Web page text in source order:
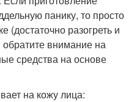
панику, то просто
(достаточно разогреть и
внимание на
средства на основе
на кожу лица: